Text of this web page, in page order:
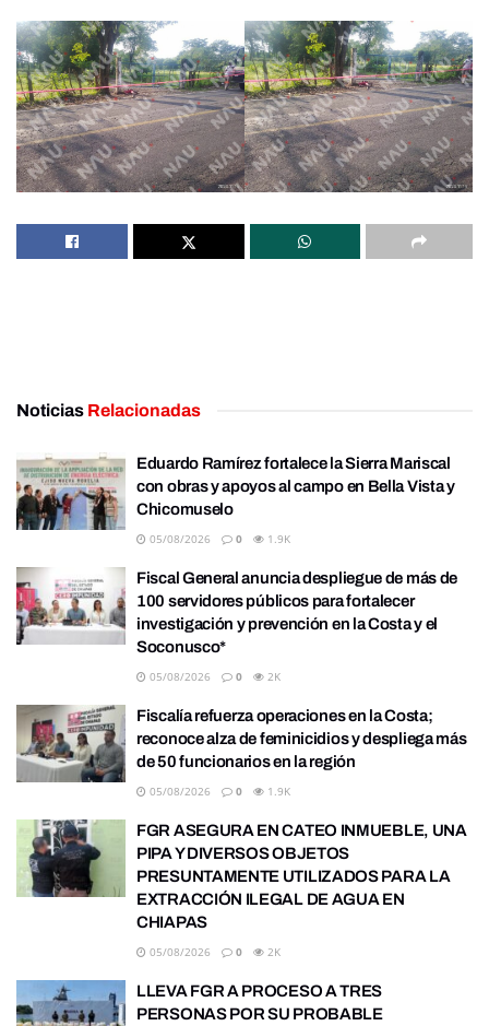
Noticias Relacionadas
Eduardo Ramírez fortalece la Sierra Mariscal
con obras y apoyos al campo en Bella Vista y
Chicomuselo
05/08/2026 0 1.9K
Fiscal General anuncia despliegue de más de
100 servidores públicos para fortalecer
investigación y prevención en la Costa y el
Soconusco*
05/08/2026 0 2K
Fiscalía refuerza operaciones en la Costa;
reconoce alza de feminicidios y despliega más
de 50 funcionarios en la región
05/08/2026 0 1.9K
FGR ASEGURA EN CATEO INMUEBLE, UNA
PIPA Y DIVERSOS OBJETOS
PRESUNTAMENTE UTILIZADOS PARA LA
EXTRACCIÓN ILEGAL DE AGUA EN
CHIAPAS
05/08/2026 0 2K
LLEVA FGR A PROCESO A TRES
PERSONAS POR SU PROBABLE